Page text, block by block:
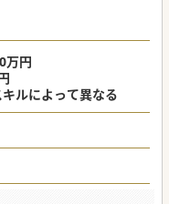
万円
ルによって異なる